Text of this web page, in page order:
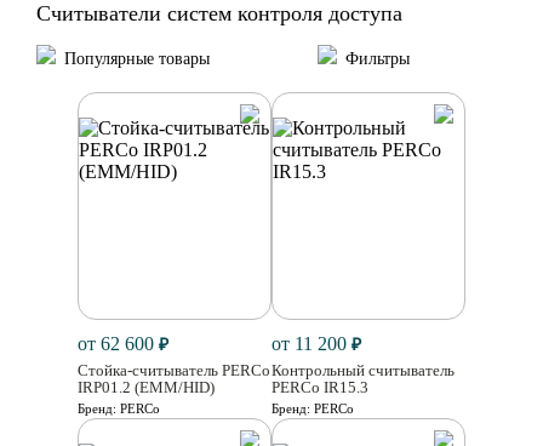
Считыватели систем контроля доступа
Популярные товары Фильтры
от 62 600 ₽
Стойка-считыватель PERCo
IRP01.2 (EMM/HID)
Бренд: PERCo
от 11 200 ₽
Контрольный считыватель
PERCo IR15.3
Бренд: PERCo